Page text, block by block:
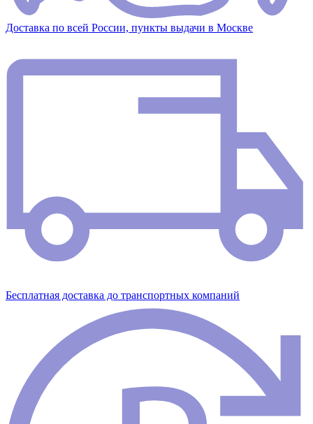
Доставка по всей России, пункты выдачи в Москве
Бесплатная доставка до транспортных компаний